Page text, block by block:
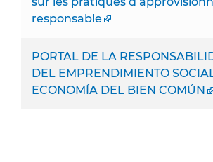
responsable
PORTAL DE LA
DEL EMPRENDIMIENTO
ECONOMÍA DEL BIEN COMÚN